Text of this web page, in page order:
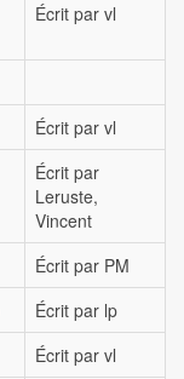
Écrit par vl
Écrit par vl
Écrit par
Leruste,
Vincent
Écrit par PM
Écrit par lp
Écrit par vl